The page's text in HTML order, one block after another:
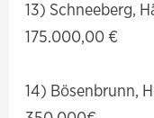
13) Schneeberg,
175.000,00 €
14) Bösenbrunn,